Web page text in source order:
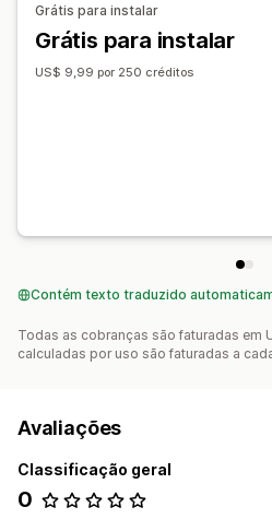
Grátis para instalar
Grátis para instalar
US$ 9,99 por 250 créditos
Contém texto traduzido
Todas as cobranças são faturadas em
calculadas por uso são faturadas a
Avaliações
Classificação geral
0